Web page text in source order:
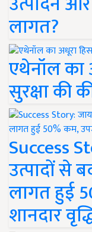
लागत?
एथेनॉल का
सुरक्षा की
Success
उत्पादों से
लागत हुई
शानदार